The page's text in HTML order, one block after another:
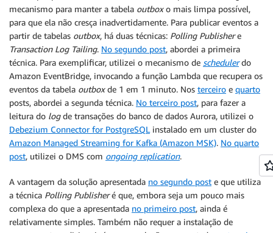
mecanismo para manter a tabela outboxo mais limpa possível,
para que ela não cresça inadvertidamente. Para publicar eventos a
partir de tabelas outbox, há duas técnicas: Polling Publishere
Transaction Log Tailing. No segundo post, abordei a primeira
técnica. Para exemplificar, utilizei o mecanismo de schedulerdo
Amazon EventBridge, invocando a função Lambda que recupera os
eventos da tabela outboxde 1 em 1 minuto. Nos terceiro e quarto
posts, abordei a segunda técnica. No terceiro post, para fazer a
leitura do logde transações do banco de dados Aurora, utilizei o
Debezium Connector for PostgreSQL instalado em um cluster do
Amazon Managed Streaming for Kafka (Amazon MSK). No quarto
post, utilizei o DMS com ongoing replication.
A vantagem da solução apresentada no segundo post e que utiliza
a técnica Polling Publisheré que, embora seja um pouco mais
complexa do que a apresentada no primeiro post, ainda é
relativamente simples. Também não requer a instalação de